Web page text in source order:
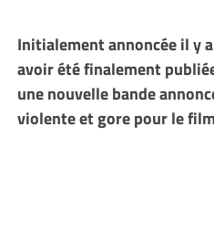
Initialement annoncée il y
avoir été finalement
une nouvelle bande
violente et gore pour le